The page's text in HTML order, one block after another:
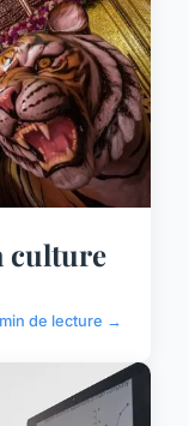
culture
de lecture →